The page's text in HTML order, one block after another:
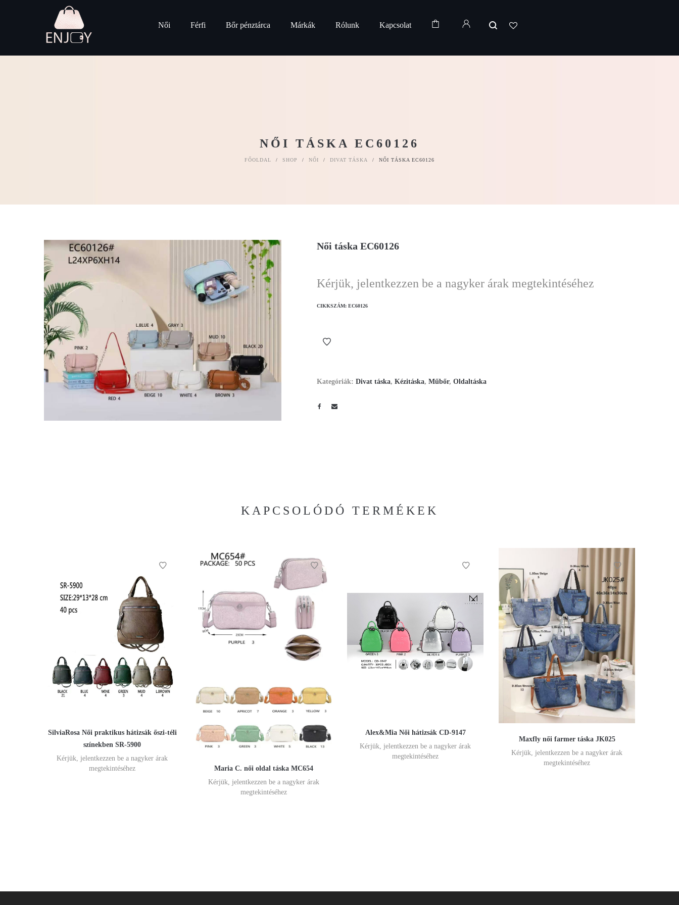
Női Férfi Bőr pénztárca Márkák Rólunk Kapcsolat
NŐI TÁSKA EC60126
FŐOLDAL / SHOP / NŐI / DIVAT TÁSKA / NŐI TÁSKA EC60126
Női táska EC60126
Kérjük, jelentkezzen be a nagyker árak megtekintéséhez
CIKKSZÁM: EC60126
Kategóriák: Divat táska, Kézitáska, Műbőr, Oldaltáska
KAPCSOLÓDÓ TERMÉKEK
SilviaRosa Női praktikus hátizsák őszi-téli
színekben SR-5900
Kérjük, jelentkezzen be a nagyker árak
megtekintéséhez
Maria C. női oldal táska MC654
Kérjük, jelentkezzen be a nagyker árak
megtekintéséhez
Alex&Mia Női hátizsák CD-9147
Kérjük, jelentkezzen be a nagyker árak
megtekintéséhez
Maxfly női farmer táska JK025
Kérjük, jelentkezzen be a nagyker árak
megtekintéséhez